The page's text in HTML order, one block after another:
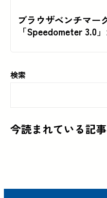
ブラウザベンチマー
「Speedometer 3.0
検索
今読まれている記事